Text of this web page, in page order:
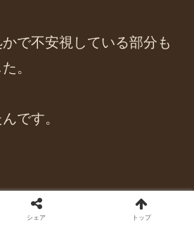
で不安視している部分も
。
です。
シェア トップ